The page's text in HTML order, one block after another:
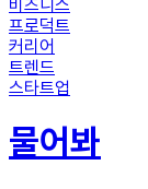
비즈니스
프로덕트
커리어
트렌드
스타트업
물어봐